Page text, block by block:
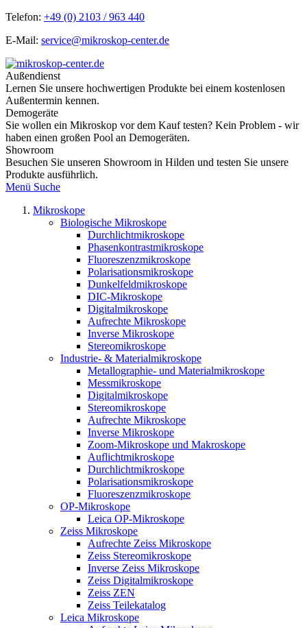
Telefon: +49 (0) 2103 / 963 440
E-Mail: service@mikroskop-center.de
Außendienst
Lernen Sie unsere hochwertigen Produkte bei einem kostenlosen
Außentermin kennen.
Demogeräte
Sie wollen ein Mikroskop vor dem Kauf testen? Kein Problem - wir
haben einen großen Pool an Demogeräten.
Showroom
Besuchen Sie unseren Showroom in Hilden und testen Sie unsere
Produkte ausführlich.
Menü Suche
Mikroskope
Biologische Mikroskope
Durchlichtmikroskope
Phasenkontrastmikroskope
Fluoreszenzmikroskope
Polarisationsmikroskope
Dunkelfeldmikroskope
DIC-Mikroskope
Digitalmikroskope
Aufrechte Mikroskope
Inverse Mikroskope
Stereomikroskope
Industrie- & Materialmikroskope
Metallographie- und Materialmikroskope
Messmikroskope
Digitalmikroskope
Stereomikroskope
Aufrechte Mikroskope
Inverse Mikroskope
Zoom-Mikroskope und Makroskope
Auflichtmikroskope
Durchlichtmikroskope
Polarisationsmikroskope
Fluoreszenzmikroskope
OP-Mikroskope
Leica OP-Mikroskope
Zeiss Mikroskope
Aufrechte Zeiss Mikroskope
Zeiss Stereomikroskope
Inverse Zeiss Mikroskope
Zeiss Digitalmikroskope
Zeiss ZEN
Zeiss Teilekatalog
Leica Mikroskope